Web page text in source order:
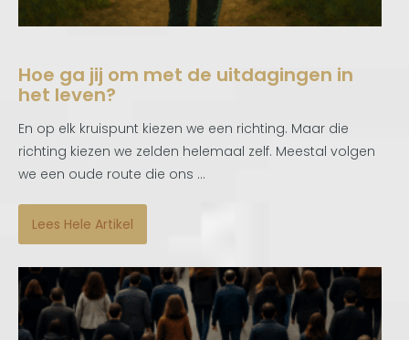
Hoe ga jij om met de uitdagingen in
het leven?
En op elk kruispunt kiezen we een richting. Maar die
richting kiezen we zelden helemaal zelf. Meestal volgen
we een oude route die ons ...
Lees Hele Artikel